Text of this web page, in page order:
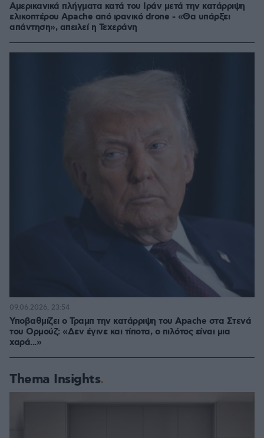
Αμερικανικά πλήγματα κατά του Ιράν μετά την κατάρριψη
ελικοπτέρου Apache από ιρανικό drone - «Θα υπάρξει
απάντηση», απειλεί η Τεχεράνη
Υποβαθμίζει ο Τραμπ την κατάρριψη του Apache στα Στενά
του Ορμούζ: «Δεν έγινε και τίποτα, ο πιλότος είναι μια
χαρά...»
09.06.2026, 23:54
Thema Insights